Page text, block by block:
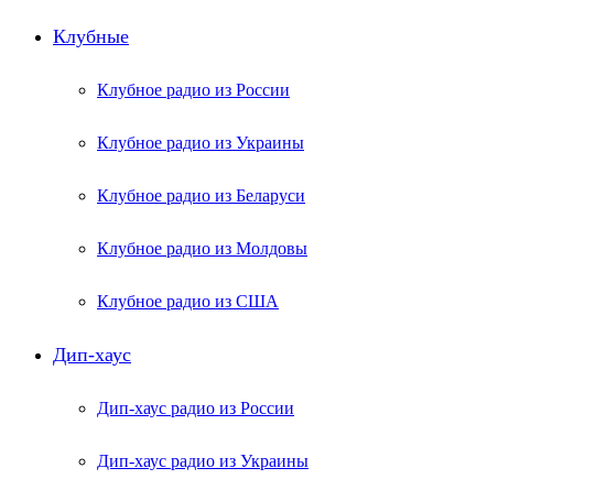
Клубные
Клубное радио из России
Клубное радио из Украины
Клубное радио из Беларуси
Клубное радио из Молдовы
Клубное радио из США
Дип-хаус
Дип-хаус радио из России
Дип-хаус радио из Украины